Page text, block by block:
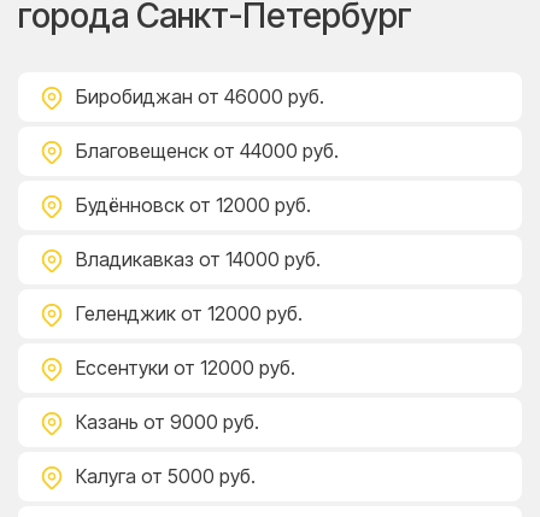
города Санкт-Петербург
Биробиджан от 46000 руб.
Благовещенск от 44000 руб.
Будённовск от 12000 руб.
Владикавказ от 14000 руб.
Геленджик от 12000 руб.
Ессентуки от 12000 руб.
Казань от 9000 руб.
Калуга от 5000 руб.